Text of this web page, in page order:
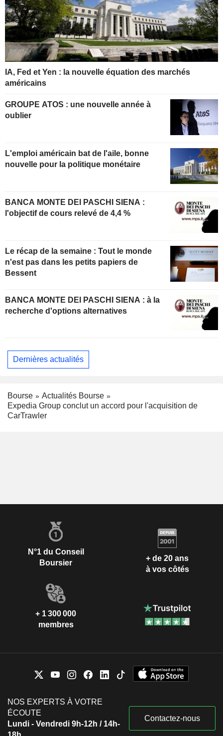
IA, Fed et Yen : la nouvelle équation des marchés
américains
GROUPE ATOS : une nouvelle année à
oublier
L'emploi américain bat de l'aile, bonne
nouvelle pour la politique monétaire
BANCA MONTE DEI PASCHI SIENA :
l'objectif de cours relevé de 4,4 %
Le récap de la semaine : Tout le monde
n'est pas dans les petits papiers de
Bessent
BANCA MONTE DEI PASCHI SIENA : à la
recherche d'options alternatives
Dernières actualités
Bourse
Actualités Bourse
Expedia Group conclut un accord pour l'acquisition de
CarTrawler
N°1 du Conseil
Boursier
+ de 20 ans
à vos côtés
+ 1 300 000
membres
NOS EXPERTS À VOTRE
ÉCOUTE
Lundi - Vendredi 9h-12h / 14h-
Contactez-nous